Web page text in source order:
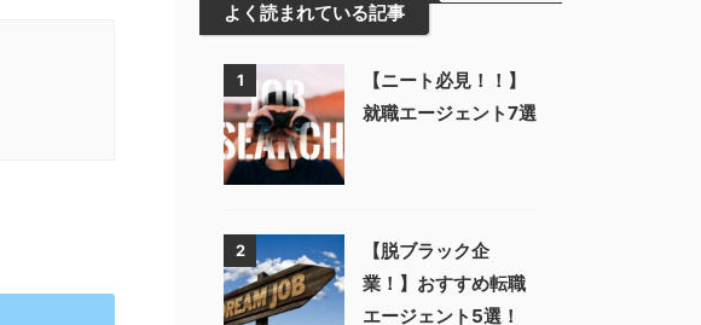
よく読まれている記事
1
【ニート必見！！】
就職エージェント7選
2
【脱ブラック企
業！】おすすめ転職
エージェント5選！